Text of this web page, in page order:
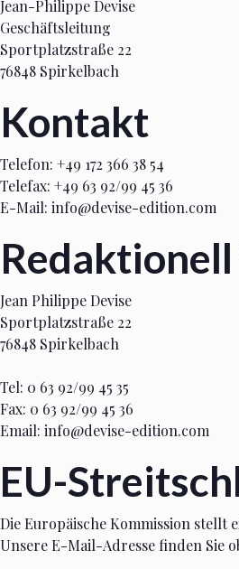
Jean-Philippe Devise
Geschäftsleitung
Sportplatzstraße 22
76848 Spirkelbach
Kontakt
Telefon: +49 172 366 38 54
Telefax: +49 63 92/99 45 36
E-Mail: info@devise-edition.com
Jean Philippe Devise
Sportplatzstraße 22
76848 Spirkelbach
Tel: 0 63 92/99 45 35
Fax: 0 63 92/99 45 36
Email: info@devise-edition.com
EU-
Die Europäische Kommission
Unsere E-Mail-Adresse finden Sie